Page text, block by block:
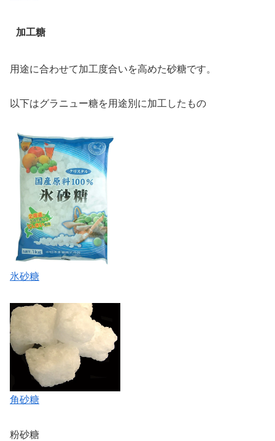
加工糖
用途に合わせて加工度合いを高めた砂糖です。
以下はグラニュー糖を用途別に加工したもの
氷砂糖
角砂糖
粉砂糖